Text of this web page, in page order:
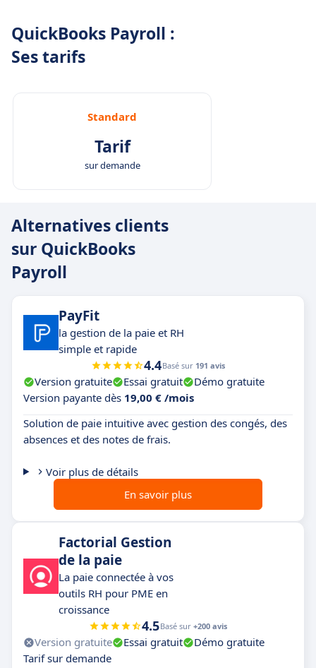
QuickBooks Payroll :
Ses tarifs
Standard
Tarif
sur demande
Alternatives clients
sur QuickBooks
Payroll
PayFit
la gestion de la paie et RH
simple et rapide
4.4Basé sur 191 avis
Version gratuite Essai gratuit
Démo gratuite
Version payante dès 19,00 € /mois
Solution de paie intuitive avec gestion des congés, des
absences et des notes de frais.
Voir plus de détails
En savoir plus
Factorial Gestion
de la paie
La paie connectée à vos
outils RH pour PME en
croissance
4.5Basé sur +200 avis
Version gratuite Essai gratuit
Démo gratuite
Tarif sur demande